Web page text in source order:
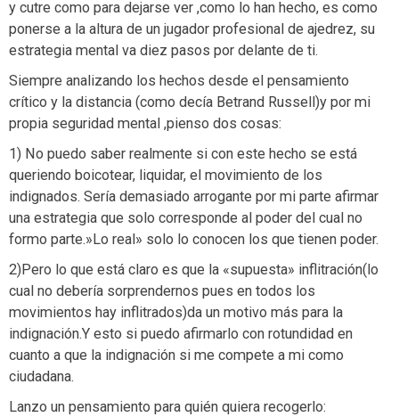
y cutre como para dejarse ver ,como lo han hecho, es como
ponerse a la altura de un jugador profesional de ajedrez, su
estrategia mental va diez pasos por delante de ti.
Siempre analizando los hechos desde el pensamiento
crítico y la distancia (como decía Betrand Russell)y por mi
propia seguridad mental ,pienso dos cosas:
1) No puedo saber realmente si con este hecho se está
queriendo boicotear, liquidar, el movimiento de los
indignados. Sería demasiado arrogante por mi parte afirmar
una estrategia que solo corresponde al poder del cual no
formo parte.»Lo real» solo lo conocen los que tienen poder.
2)Pero lo que está claro es que la «supuesta» inflitración(lo
cual no debería sorprendernos pues en todos los
movimientos hay inflitrados)da un motivo más para la
indignación.Y esto si puedo afirmarlo con rotundidad en
cuanto a que la indignación si me compete a mi como
ciudadana.
Lanzo un pensamiento para quién quiera recogerlo: